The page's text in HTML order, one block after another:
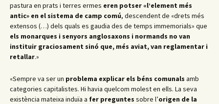
pastura en prats i terres ermes eren potser «l’element més
antic» en el sistema de camp comú, descendent de «drets més
extensos (…) dels quals es gaudia des de temps immemorials» que
els monarques i senyors anglosaxons i normands no van
instituir graciosament sinó que, més aviat, van reglamentar i
retallar.»
«Sempre va ser un problema explicar els béns comunals amb
categories capitalistes. Hi havia quelcom molest en ells. La seva
existència mateixa induïa a fer preguntes sobre l’origen de la